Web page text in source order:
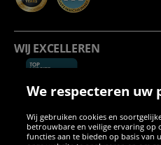
WIJ EXCELLEREN
We respecteren uw
Wij gebruiken cookies en
betrouwbare en veilige ervaring op
functies aan te bieden op basis van